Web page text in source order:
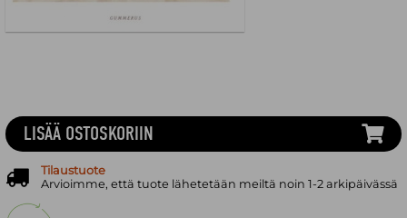
LISÄÄ OSTOSKORIIN
Tilaustuote
Arvioimme, että tuote lähetetään meiltä noin 1-2 arkipäivässä